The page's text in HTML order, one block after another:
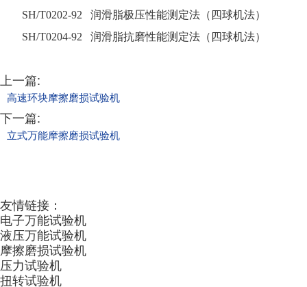
SH/T0202-92 润滑脂极压性能测定法（四球机法）
SH/T0204-92 润滑脂抗磨性能测定法（四球机法）
上一篇:
高速环块摩擦磨损试验机
下一篇:
立式万能摩擦磨损试验机
友情链接：
电子万能试验机
液压万能试验机
摩擦磨损试验机
压力试验机
扭转试验机